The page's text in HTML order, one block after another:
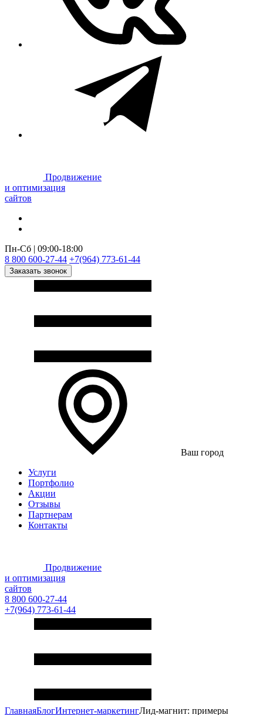
Продвижение
и оптимизация
сайтов
Пн-Сб | 09:00-18:00
8 800 600-27-44 +7(964) 773-61-44
Заказать звонок
Ваш город
Услуги
Портфолио
Акции
Отзывы
Партнерам
Контакты
Продвижение
и оптимизация
сайтов
8 800 600-27-44
+7(964) 773-61-44
ГлавнаяБлогИнтернет-маркетингЛид-магнит: примеры